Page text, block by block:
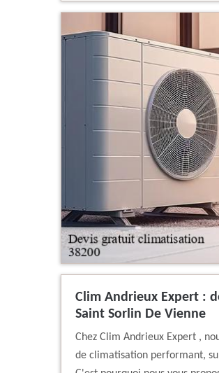
Clim Andrieux Expert :
Saint Sorlin De Vienne
Chez Clim Andrieux Expert ,
de climatisation performant,